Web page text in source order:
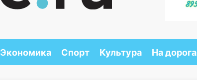
Экономика Спорт Культура На